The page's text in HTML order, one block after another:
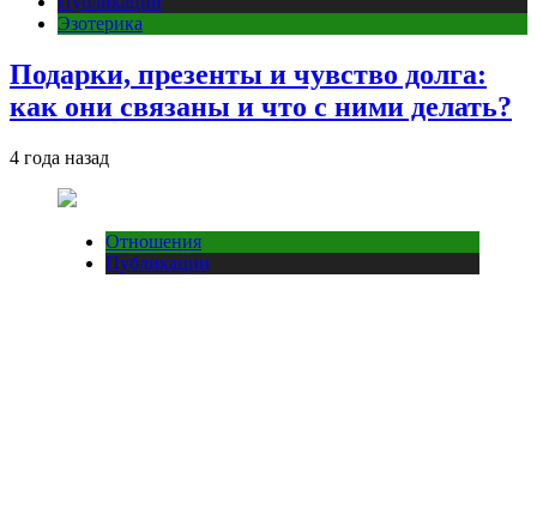
Эзотерика
Подарки, презенты и чувство долга:
как они связаны и что с ними делать?
4 года назад
Отношения
Публикации